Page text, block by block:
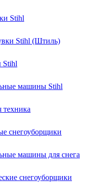
Stihl
Stihl (Штиль)
Stihl
машины Stihl
техника
снегоуборщики
машины для снега
снегоуборщики